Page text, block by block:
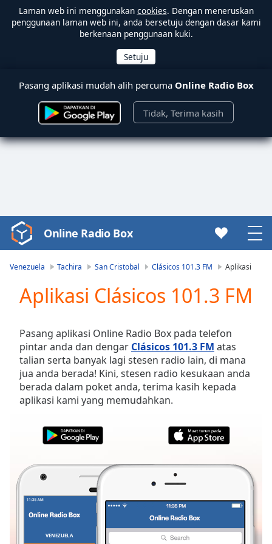
Laman web ini menggunakan cookies. Dengan meneruskan
penggunaan laman web ini, anda bersetuju dengan dasar kami
berkenaan penggunaan kuki.
Pasang aplikasi mudah alih percuma Online Radio Box
Tidak, Terima kasih
Video
Player
Play
Video
Skip
Backward
Skip
Forward
Current
Time0:00
Duration-:-
Stream
Type
LIVE
Seek to
currently
Online Radio Box
Venezuela Tachira San Cristobal Clásicos 101.3 FM Aplikasi
Aplikasi Clásicos 101.3 FM
Pasang aplikasi Online Radio Box pada telefon
pintar anda dan dengar Clásicos 101.3 FM atas
talian serta banyak lagi stesen radio lain, di mana
jua anda berada! Kini, stesen radio kesukaan anda
berada dalam poket anda, terima kasih kepada
aplikasi kami yang memudahkan.
VENEZUELA